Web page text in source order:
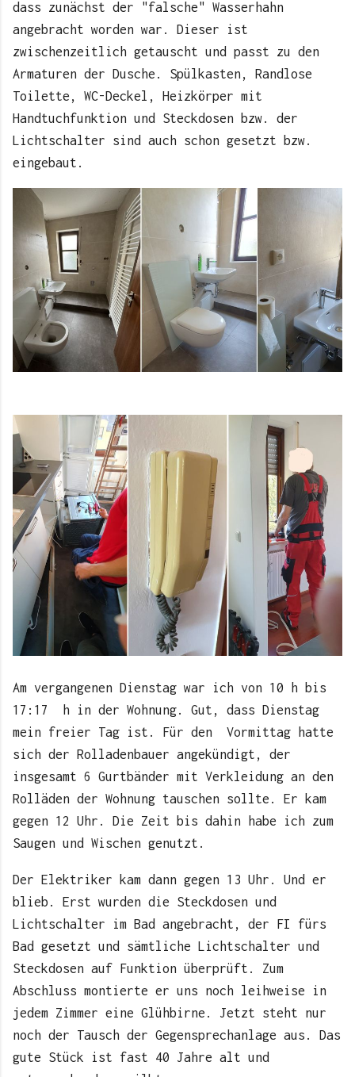
dass zunächst der "falsche" Wasserhahn
angebracht worden war. Dieser ist
zwischenzeitlich getauscht und passt zu den
Armaturen der Dusche. Spülkasten, Randlose
Toilette, WC-Deckel, Heizkörper mit
Handtuchfunktion und Steckdosen bzw. der
Lichtschalter sind auch schon gesetzt bzw.
eingebaut.
Am vergangenen Dienstag war ich von 10 h bis
17:17 h in der Wohnung. Gut, dass Dienstag
mein freier Tag ist. Für den Vormittag hatte
sich der Rolladenbauer angekündigt, der
insgesamt 6 Gurtbänder mit Verkleidung an den
Rolläden der Wohnung tauschen sollte. Er kam
gegen 12 Uhr. Die Zeit bis dahin habe ich zum
Saugen und Wischen genutzt.
Der Elektriker kam dann gegen 13 Uhr. Und er
blieb. Erst wurden die Steckdosen und
Lichtschalter im Bad angebracht, der FI fürs
Bad gesetzt und sämtliche Lichtschalter und
Steckdosen auf Funktion überprüft. Zum
Abschluss montierte er uns noch leihweise in
jedem Zimmer eine Glühbirne. Jetzt steht nur
noch der Tausch der Gegensprechanlage aus. Das
gute Stück ist fast 40 Jahre alt und